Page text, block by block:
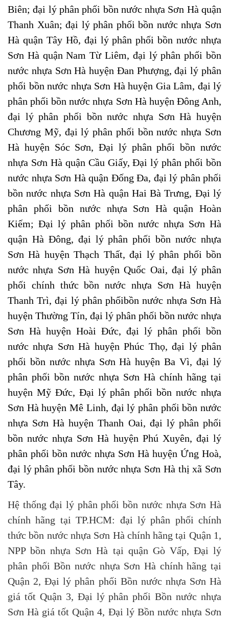
Biên; đại lý phân phối bồn nước nhựa Sơn Hà quận
Thanh Xuân; đại lý phân phối bồn nước nhựa Sơn
Hà quận Tây Hồ, đại lý phân phối bồn nước nhựa
Sơn Hà quận Nam Từ Liêm, đại lý phân phối bồn
nước nhựa Sơn Hà huyện Đan Phượng, đại lý phân
phối bồn nước nhựa Sơn Hà huyện Gia Lâm, đại lý
phân phối bồn nước nhựa Sơn Hà huyện Đông Anh,
đại lý phân phối bồn nước nhựa Sơn Hà huyện
Chương Mỹ, đại lý phân phối bồn nước nhựa Sơn
Hà huyện Sóc Sơn,Đại lý phân phối bồn nước
nhựa Sơn Hà quận Cầu Giấy,Đại lý phân phối bồn
nước nhựa Sơn Hà quận Đống Đa, đại lý phân phối
bồn nước nhựa Sơn Hà quận Hai Bà Trưng, Đại lý
phân phối bồn nước nhựa Sơn Hà quận Hoàn
Kiếm; Đại lý phân phối bồn nước nhựa Sơn Hà
quận Hà Đông, đại lý phân phối bồn nước nhựa
Sơn Hà huyện Thạch Thất, đại lý phân phối bồn
nước nhựa Sơn Hà huyện Quốc Oai, đại lý phân
phối chính thức bồn nước nhựa Sơn Hà huyện
Thanh Trì, đại lý phân phốibồn nước nhựa Sơn Hà
huyện Thường Tín, đại lý phân phối bồn nước nhựa
Sơn Hà huyện Hoài Đức, đại lý phân phối bồn
nước nhựa Sơn Hà huyện Phúc Thọ, đại lý phân
phối bồn nước nhựa Sơn Hà huyện Ba Vì, đại lý
phân phối bồn nước nhựa Sơn Hà chính hãng tại
huyện Mỹ Đức, Đại lý phân phối bồn nước nhựa
Sơn Hà huyện Mê Linh, đại lý phân phối bồn nước
nhựa Sơn Hà huyện Thanh Oai, đại lý phân phối
bồn nước nhựa Sơn Hà huyện Phú Xuyên, đại lý
phân phối bồn nước nhựa Sơn Hà huyện Ứng Hoà,
đại lý phân phối bồn nước nhựa Sơn Hà thị xã Sơn
Tây.
Hệ thống đại lý phân phối bồn nước nhựa Sơn Hà
chính hãng tại TP.HCM: đại lý phân phối chính
thức bồn nước nhựa Sơn Hà chính hãng tại Quận 1,
NPP bồn nhựa Sơn Hà tại quận Gò Vấp, Đại lý
phân phối Bồn nước nhựa Sơn Hà chính hãng tại
Quận 2, Đại lý phân phối Bồn nước nhựa Sơn Hà
giá tốt Quận 3, Đại lý phân phối Bồn nước nhựa
Sơn Hà giá tốt Quận 4, Đại lý Bồn nước nhựa Sơn